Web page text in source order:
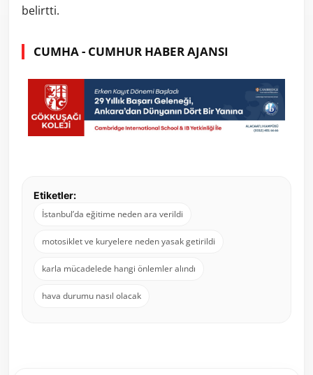
belirtti.
CUMHA - CUMHUR HABER AJANSI
Etiketler:
İstanbul’da eğitime neden ara verildi
motosiklet ve kuryelere neden yasak getirildi
karla mücadelede hangi önlemler alındı
hava durumu nasıl olacak